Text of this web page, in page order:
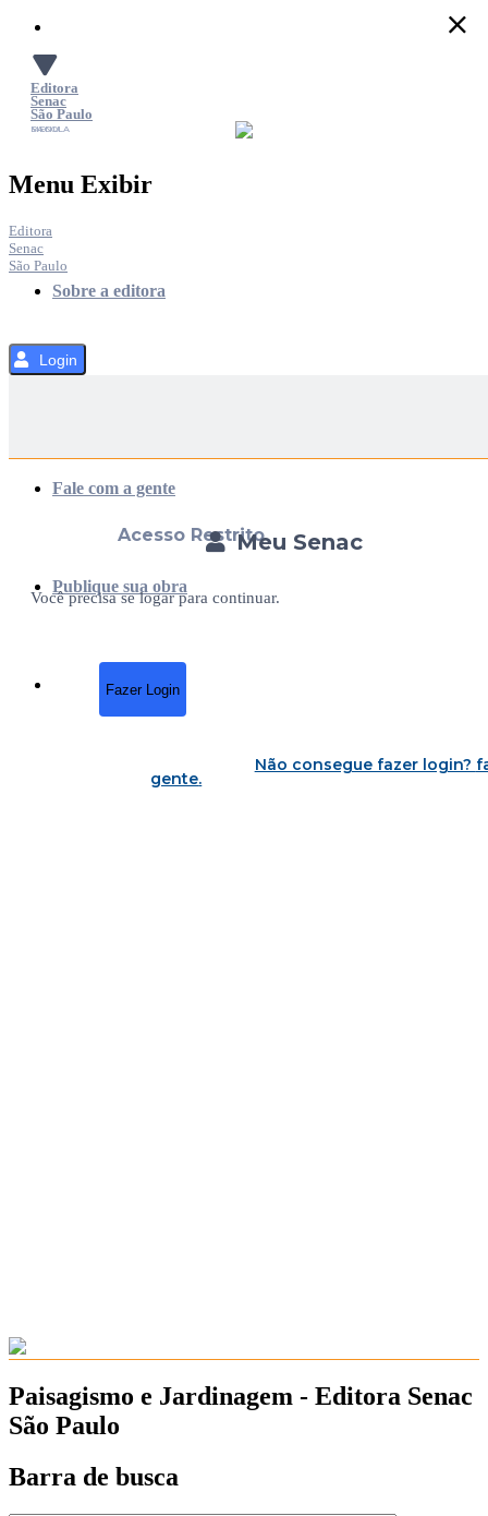
o
Conteúdo
Editora
Senac
São Paulo
SACOLA
MENU
Menu Exibir
Editora
Senac
São Paulo
Sobre a editora
Fale com a gente
Publique sua obra
Login
Meu Senac
Acesso Restrito
Você precisa se logar para continuar.
Fazer Login
Não consegue fazer login?
gente.
Paisagismo e Jardinagem - Editora Senac
São Paulo
Barra de busca